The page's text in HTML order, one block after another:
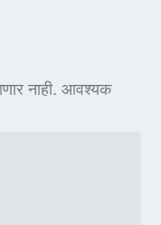
नाही. आवश्यक